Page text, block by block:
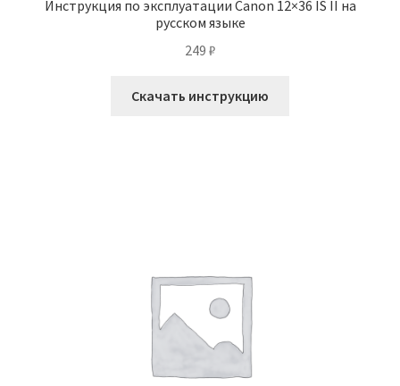
Инструкция по эксплуатации Canon 12×36 IS II на
русском языке
249 ₽
Скачать инструкцию